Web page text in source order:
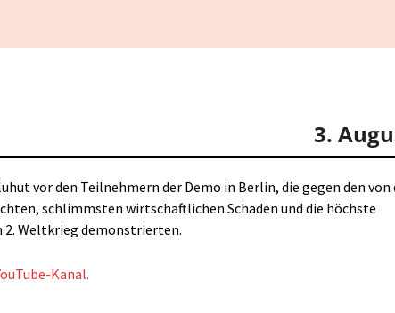
3.
vor den Teilnehmern der Demo in Berlin, die gegen den von
schlimmsten wirtschaftlichen Schaden und die höchste
Weltkrieg demonstrierten.
Kanal.